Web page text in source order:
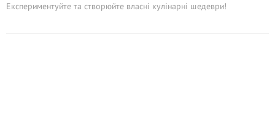
Експериментуйте та створюйте власні кулінарні шедеври!